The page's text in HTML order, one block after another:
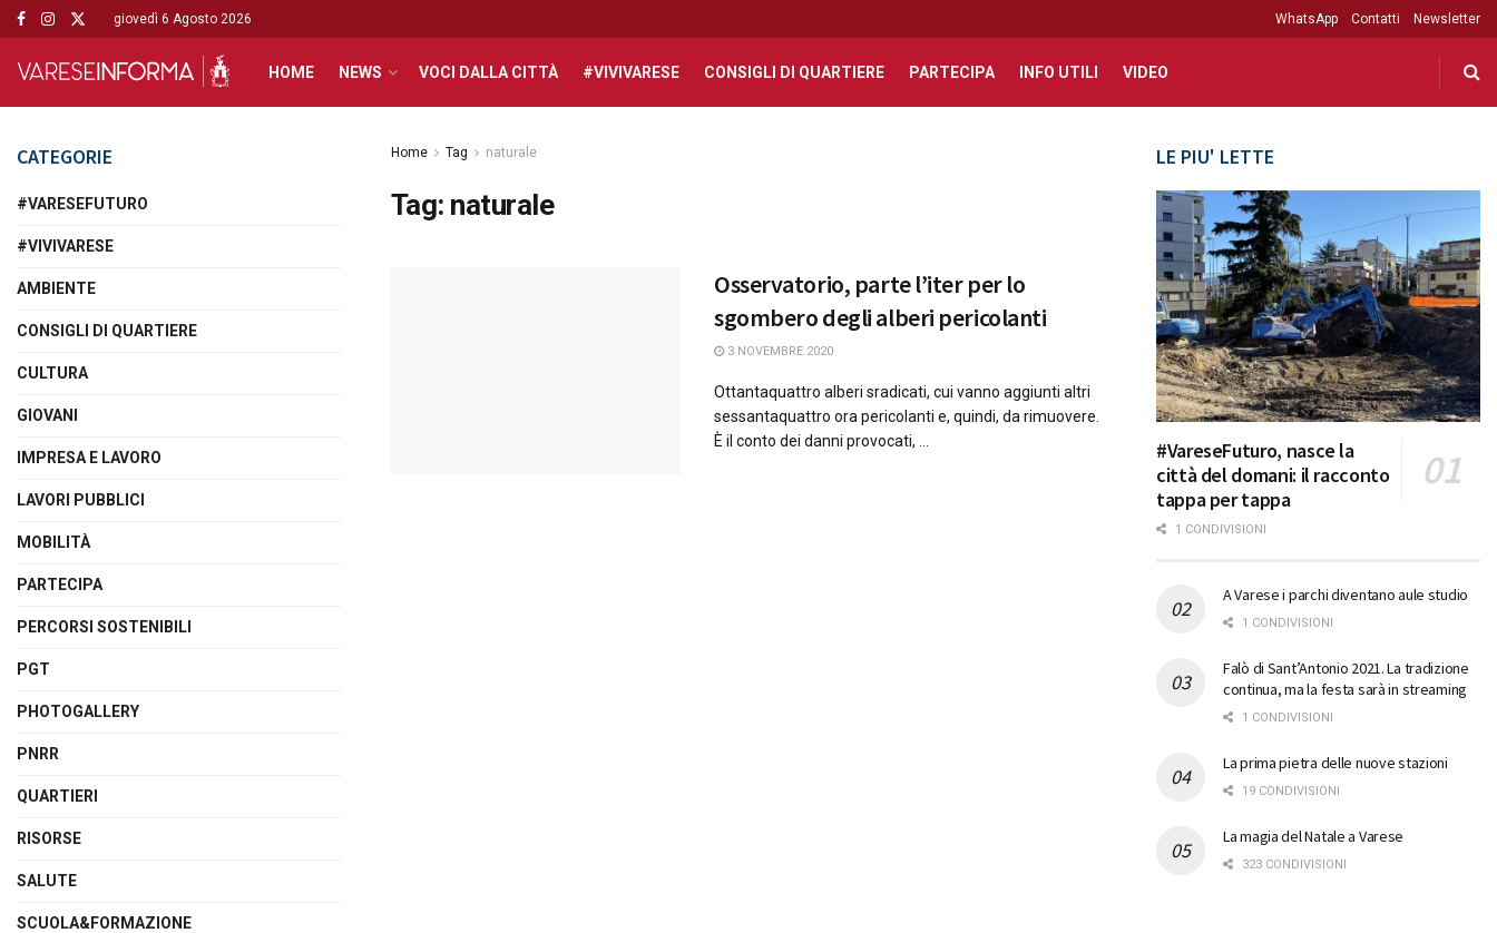
giovedì 6 Agosto 2026 WhatsApp Contatti Newsletter
HOME NEWS VOCI DALLA CITTÀ #VIVIVARESE CONSIGLI DI QUARTIERE PARTECIPA INFO UTILI VIDEO
Home Tag naturale
Tag: naturale
Osservatorio, parte l’iter per lo
sgombero degli alberi pericolanti
3 NOVEMBRE 2020
Ottantaquattro alberi sradicati, cui vanno aggiunti altri
sessantaquattro ora pericolanti e, quindi, da rimuovere.
È il conto dei danni provocati, ...
CATEGORIE
#VARESEFUTURO
#VIVIVARESE
AMBIENTE
CONSIGLI DI QUARTIERE
CULTURA
GIOVANI
IMPRESA E LAVORO
LAVORI PUBBLICI
MOBILITÀ
PARTECIPA
PERCORSI SOSTENIBILI
PGT
PHOTOGALLERY
PNRR
QUARTIERI
RISORSE
SALUTE
SCUOLA&FORMAZIONE
LE PIU' LETTE
#VareseFuturo, nasce la
città del domani: il racconto
tappa per tappa
1 CONDIVISIONI
A Varese i parchi diventano aule studio
1 CONDIVISIONI
Falò di Sant’Antonio 2021. La tradizione
continua, ma la festa sarà in streaming
1 CONDIVISIONI
La prima pietra delle nuove stazioni
19 CONDIVISIONI
La magia del Natale a Varese
323 CONDIVISIONI